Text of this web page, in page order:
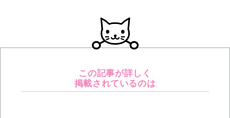
この記事が詳しく
掲載されているのは